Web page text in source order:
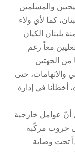
والمسلمين
كما لأي ولاء
بلبنان الكيان
معاً رغم
من الجهتين
والاتهامات، حتى
أخطأنا في إدارة
أنّ عوامل خارجية
حروب مركّبة
تحت وصاية